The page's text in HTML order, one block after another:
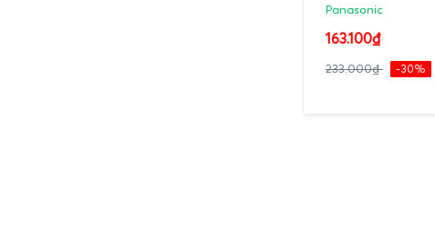
Panasonic
163.100₫
233.000₫ -30%